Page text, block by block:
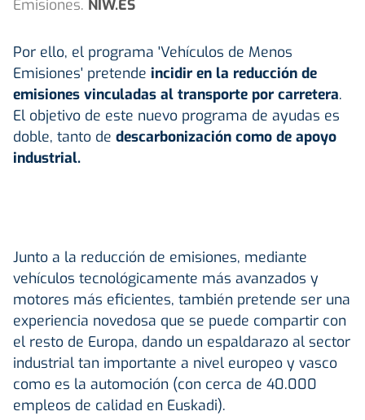
Emisiones. NIW.ES
Por ello, el programa 'Vehículos de Menos
Emisiones' pretende incidir en la reducción de
emisiones vinculadas al transporte por carretera.
El objetivo de este nuevo programa de ayudas es
doble, tanto de descarbonización como de apoyo
industrial.
Junto a la reducción de emisiones, mediante
vehículos tecnológicamente más avanzados y
motores más eficientes, también pretende ser una
experiencia novedosa que se puede compartir con
el resto de Europa, dando un espaldarazo al sector
industrial tan importante a nivel europeo y vasco
como es la automoción (con cerca de 40.000
empleos de calidad en Euskadi).